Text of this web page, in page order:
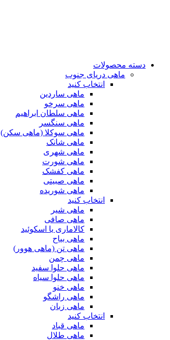
دسته محصولات
ماهی دریای جنوب
انتخاب کنید
ماهی ساردین
ماهی سرخو
ماهی سلطان ابراهیم
ماهی سنگسر
ماهی سوکلا (ماهی سکن)
ماهی شانک
ماهی شهری
ماهی شورت
ماهی کفشک
ماهی صبیتی
ماهی شوریده
انتخاب کنید
ماهی شیر
ماهی صافی
کالاماری یا اسکوئید
ماهی بیاح
ماهی تن (ماهی هوور)
ماهی چمن
ماهی حلوا سفید
ماهی حلوا سیاه
ماهی خنو
ماهی راشگو
ماهی زبان
انتخاب کنید
ماهی قباد
ماهی طلال